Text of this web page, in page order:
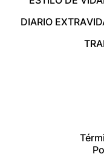
DIARIO EXTRA